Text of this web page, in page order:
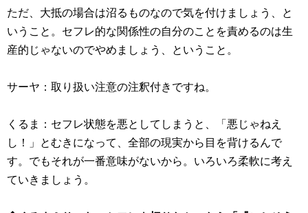
ただ、大抵の場合は沼るものなので気を付けましょう、と
いうこと。セフレ的な関係性の自分のことを責めるのは生
産的じゃないのでやめましょう、ということ。
サーヤ：取り扱い注意の注釈付きですね。
くるま：セフレ状態を悪としてしまうと、「悪じゃねえ
し！」とむきになって、全部の現実から目を背けるんで
す。でもそれが一番意味がないから。いろいろ柔軟に考え
ていきましょう。